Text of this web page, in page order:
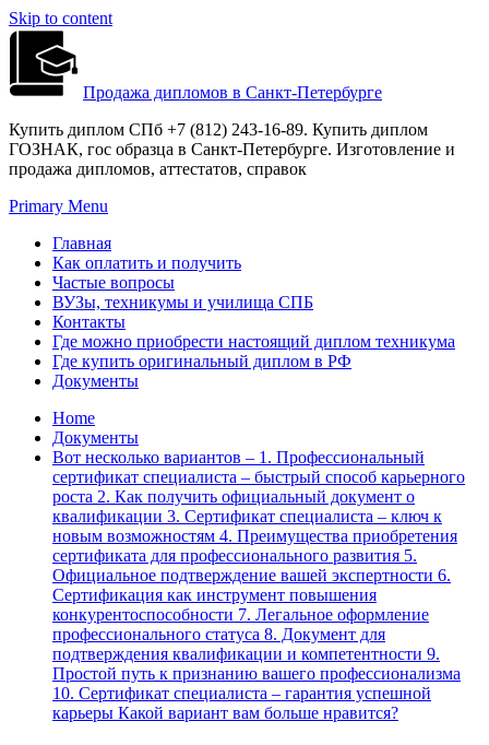
Skip to content
Продажа дипломов в Санкт-Петербурге
Купить диплом СПб +7 (812) 243-16-89. Купить диплом
ГОЗНАК, гос образца в Санкт-Петербурге. Изготовление и
продажа дипломов, аттестатов, справок
Primary Menu
Главная
Как оплатить и получить
Частые вопросы
ВУЗы, техникумы и училища СПБ
Контакты
Где можно приобрести настоящий диплом техникума
Где купить оригинальный диплом в РФ
Документы
Home
Документы
Вот несколько вариантов – 1. Профессиональный
сертификат специалиста – быстрый способ карьерного
роста 2. Как получить официальный документ о
квалификации 3. Сертификат специалиста – ключ к
новым возможностям 4. Преимущества приобретения
сертификата для профессионального развития 5.
Официальное подтверждение вашей экспертности 6.
Сертификация как инструмент повышения
конкурентоспособности 7. Легальное оформление
профессионального статуса 8. Документ для
подтверждения квалификации и компетентности 9.
Простой путь к признанию вашего профессионализма
10. Сертификат специалиста – гарантия успешной
карьеры Какой вариант вам больше нравится?